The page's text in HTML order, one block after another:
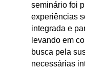
seminário foi
experiências
integrada e
levando em
busca pela
necessárias